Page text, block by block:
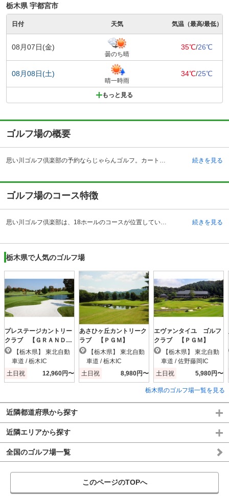
栃木県 宇都宮市
日付 天気 気温（最高/最低）
08月07日(金)
曇のち晴
35℃/26℃
08月08日(土)
晴一時雨
34℃/25℃
もっと見る
ゴルフ場の概要
思い川ゴルフ倶楽部の予約ならじゃらんゴルフ。カートの有無や利用税、キャンセル料、ナイター設備、駐車場などのコース情報はもちろん、口コミ、フォトギャラリーなどコースの難易度や攻略に役立つ情報充実、予約する度にポイントが貯まるのでお得にゴルフをお楽しみ頂けます。 思い川ゴルフ倶楽部は、栃木県鹿沼市に位置しています。北関東自動車の都賀インターチェンジから20キロメートル程度の場所にあり都心からのアクセスもよく、多くの来場者でにぎわいます。クラブが主催するオープンコンペも多く、毎月趣向を凝らした各種のコンペが行われています。1名から参加が可能ですので、ゴルフ仲間を増やすという目的で参加をされるゴルファーもたくさんいます。 クラブハウスはレストランメニューも充実しています。リーズナブルな価格でプレーを楽しむことができ、ビギナーからレディース、アスリートまで幅広いゴルファーから支持されています。18ホールのコースを持つゴルフ場ですが、自然の中でゴルフの奥深さや面白さを味わいながらのプレーが楽しめます。 続きを見る
ゴルフ場のコース特徴
思い川ゴルフ倶楽部は、18ホールのコースが位置しています。距離は決して長くはないものの、戦略性に富んでおり、バンカーや大きな池のあるコースや、まさに一直線といえる形状の距離重視のロングホールもあります。ホールごとの表情も異なり、個性に富んだ18のホールはそのホールごとに趣があり、プレーヤーを魅了します。 ハザードが効いた難コースも多く、飛距離、コントロール、パットとゴルフのすべての要素におけるバランスが求められる非常にエキサイティングなコースです。また、戦略性の高いコースゆえ、テクニックを磨くだけでなくコースマネジメントの仕方をも培うことが出来ます。 思い川ゴルフ倶楽部のように多彩なコースでのプレーによって自然とゴルフのテクニック全般もアップしていきそうです。 続きを見る
栃木県で人気のゴルフ場
プレステージカントリー
クラブ 【ＧＲＡＮＤ
ＰＧＭ】
車道 / 栃木IC
土日祝
12,960円〜
あさひヶ丘カントリーク
ラブ 【ＰＧＭ】
車道 / 栃木IC
土日祝
8,980円〜
エヴァンタイユ ゴルフ
クラブ 【ＰＧＭ】
車道 / 佐野藤岡IC
土日祝
5,980円〜
栃木県のゴルフ場一覧を見る
近隣都道府県から探す
近隣エリアから探す
全国のゴルフ場一覧
このページのTOPへ